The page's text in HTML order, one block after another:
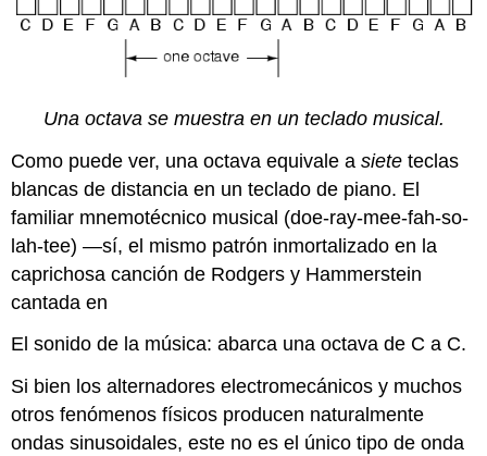
Una octava se muestra en un teclado musical.
Como puede ver, una octava equivale asiete teclas
blancas de distancia en un teclado de piano. El
familiar mnemotécnico musical (doe-ray-mee-fah-so-
lah-tee) —sí, el mismo patrón inmortalizado en la
caprichosa canción de Rodgers y Hammerstein
cantada en
El sonido de la música: abarca una octava de C a C.
Si bien los alternadores electromecánicos y muchos
otros fenómenos físicos producen naturalmente
ondas sinusoidales, este no es el único tipo de onda